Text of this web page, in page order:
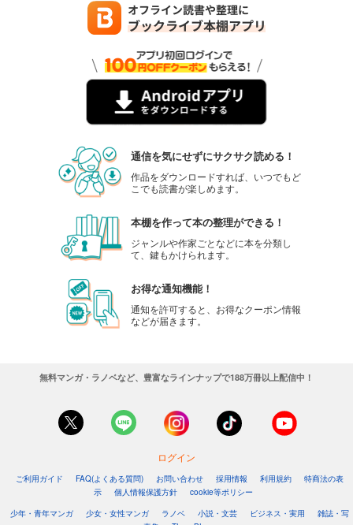
通信を気にせずにサクサク読める！
作品をダウンロードすれば、いつでもど
こでも読書が楽しめます。
本棚を作って本の整理ができる！
ジャンルや作家ごとなどに本を分類し
て、鍵もかけられます。
お得な通知機能！
通知を許可すると、お得なクーポン情報
などが届きます。
無料マンガ・ラノベなど、豊富なラインナップで188万冊以上配信中！
ログイン
ご利用ガイド FAQ(よくある質問) お問い合わせ 採用情報 利用規約
特商法の表
示
個人情報保護方針
cookie等ポリシー
少年・青年マンガ
少女・女性マンガ ラノベ 小説・文芸 ビジネス・実用
雑誌・写